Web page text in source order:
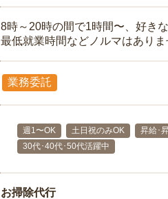
8時～20時の間で1時間〜、好き
最低就業時間などノルマはありま
業務委託
週1〜OK 土日祝のみOK 昇給･
30代･40代･50代活躍中
お掃除代行